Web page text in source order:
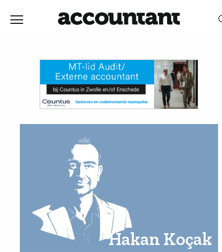
Discussie
Achtergrond
Hakan Koçak
RELEVANTIEDATUM